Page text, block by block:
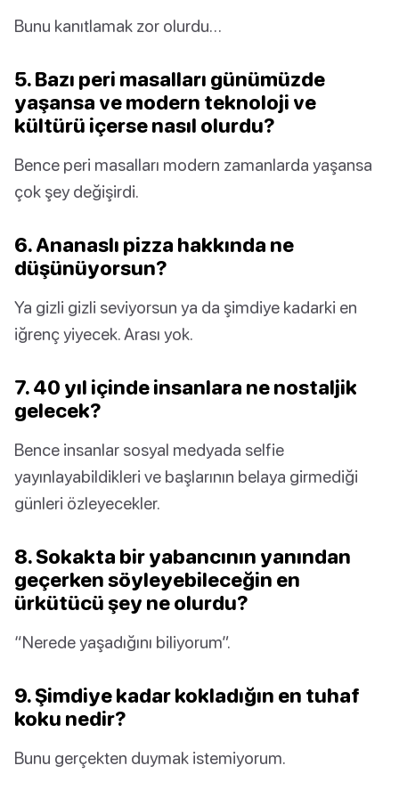
Bunu kanıtlamak zor olurdu…
5. Bazı peri masalları günümüzde
yaşansa ve modern teknoloji ve
kültürü içerse nasıl olurdu?
Bence peri masalları modern zamanlarda yaşansa
çok şey değişirdi.
6. Ananaslı pizza hakkında ne
düşünüyorsun?
Ya gizli gizli seviyorsun ya da şimdiye kadarki en
iğrenç yiyecek. Arası yok.
7. 40 yıl içinde insanlara ne nostaljik
gelecek?
Bence insanlar sosyal medyada selfie
yayınlayabildikleri ve başlarının belaya girmediği
günleri özleyecekler.
8. Sokakta bir yabancının yanından
geçerken söyleyebileceğin en
ürkütücü şey ne olurdu?
“Nerede yaşadığını biliyorum”.
9. Şimdiye kadar kokladığın en tuhaf
koku nedir?
Bunu gerçekten duymak istemiyorum.